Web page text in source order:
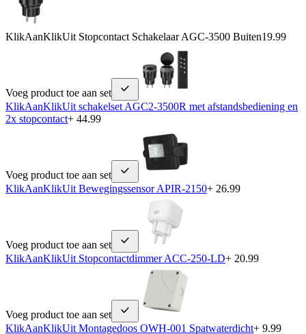
KlikAanKlikUit Stopcontact Schakelaar AGC-3500 Buiten19.99
Voeg product toe aan set
KlikAanKlikUit schakelset AGC2-3500R met afstandsbediening en
2x stopcontact+ 44.99
Voeg product toe aan set
KlikAanKlikUit Bewegingssensor APIR-2150+ 26.99
Voeg product toe aan set
KlikAanKlikUit Stopcontactdimmer ACC-250-LD+ 20.99
Voeg product toe aan set
KlikAanKlikUit Montagedoos OWH-001 Spatwaterdicht+ 9.99